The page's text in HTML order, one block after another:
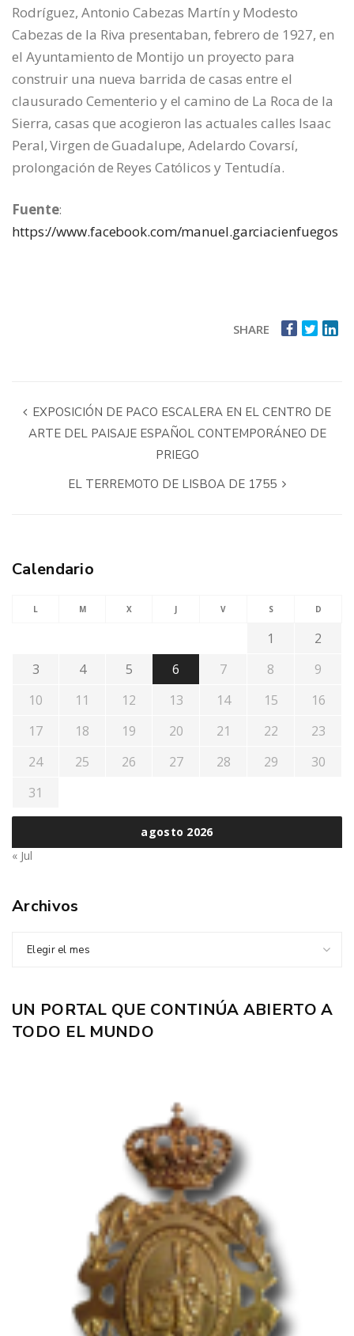
Rodríguez, Antonio Cabezas Martín y Modesto
Cabezas de la Riva presentaban, febrero de 1927, en
el Ayuntamiento de Montijo un proyecto para
construir una nueva barrida de casas entre el
clausurado Cementerio y el camino de La Roca de la
Sierra, casas que acogieron las actuales calles Isaac
Peral, Virgen de Guadalupe, Adelardo Covarsí,
prolongación de Reyes Católicos y Tentudía.
Fuente:
https://www.facebook.com/manuel.garciacienfuegos
SHARE
EXPOSICIÓN DE PACO ESCALERA EN EL CENTRO DE
ARTE DEL PAISAJE ESPAÑOL CONTEMPORÁNEO DE
PRIEGO
EL TERREMOTO DE LISBOA DE 1755
Calendario
agosto 2026
L M X J V S D
1
2
3
4 5 6 7 8
9
10
11 12 13 14 15
16
17
18 19 20 21 22
23
24
25 26 27 28 29
30
31
« Jul
Archivos
Elegir el mes
UN PORTAL QUE CONTINÚA ABIERTO A
TODO EL MUNDO